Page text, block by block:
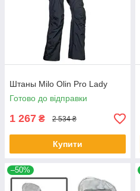
Штаны Milo Olin Pro Lady
Готово до відправки
1 267 ₴ 2 534 ₴
Купити
–50%